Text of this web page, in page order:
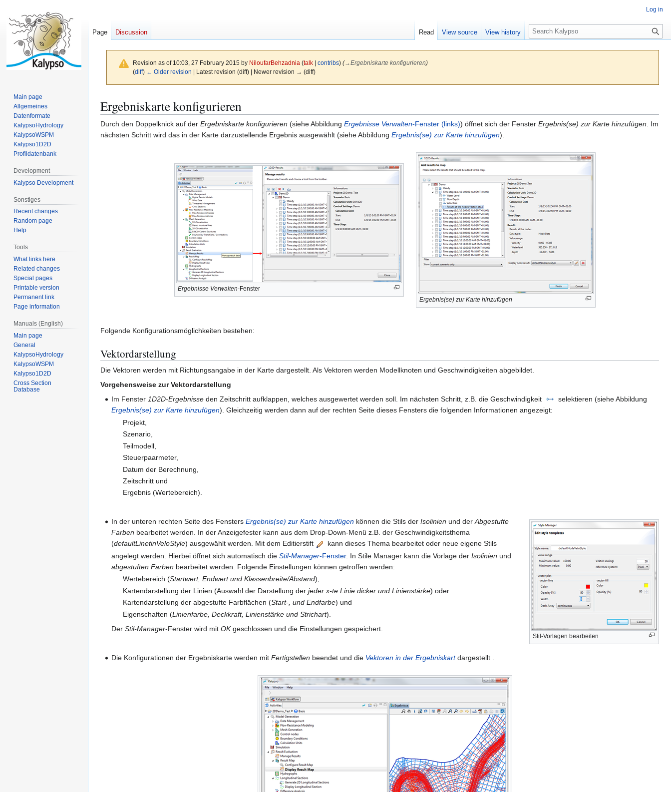
Revision as of 10:03, 27 February 2015 by NiloufarBehzadnia (talk| contribs) (→Ergebniskarte konfigurieren)
(diff) ← Older revision | Latest revision (diff) | Newer revision → (diff)
to
navigation
to
search
Ergebniskarte konfigurieren
Durch den Doppelknick auf der Ergebniskarte konfigurieren (siehe Abbildung Ergebnisse Verwalten-Fenster (links)) öffnet sich der Fenster Ergebnis(se) zur Karte hinzufügen . Im
nächsten Schritt wird das in der Karte darzustellende Ergebnis ausgewählt (siehe Abbildung Ergebnis(se) zur Karte hinzufügen).
Ergebnisse Verwalten-Fenster
Ergebnis(se) zur Karte hinzufügen
Folgende Konfigurationsmöglichkeiten bestehen:
Vektordarstellung
Die Vektoren werden mit Richtungsangabe in der Karte dargestellt. Als Vektoren werden Modellknoten und Geschwindigkeiten abgebildet.
Vorgehensweise zur Vektordarstellung
Im Fenster 1D2D-Ergebnisse den Zeitschritt aufklappen, welches ausgewertet werden soll. Im nächsten Schritt, z.B. die Geschwindigkeit
selektieren (siehe Abbildung
Ergebnis(se) zur Karte hinzufügen). Gleichzeitig werden dann auf der rechten Seite dieses Fensters die folgenden Informationen angezeigt:
Projekt,
Szenario,
Teilmodell,
Steuerpaarmeter,
Datum der Berechnung,
Zeitschritt und
Ergebnis (Wertebereich).
Stil-Vorlagen bearbeiten
In der unteren rechten Seite des FenstersErgebnis(se) zur Karte hinzufügen können die Stils derIsolinien und derAbgestufte
Farben bearbeitet werden. In der Anzeigefester kann aus dem Drop-Down-Menü z.B. der Geschwindigkeitsthema
(defaultLinetinVeloStyle) ausgewählt werden. Mit dem Editierstift
kann dieses Thema bearbeitet oder neue eigene Stils
angelegt werden. Hierbei öffnet sich automatisch dieStil-Manager-Fenster. In Stile Manager kann die Vorlage derIsolinien und
abgestuften Farben bearbeitet werden. Folgende Einstellungen können getroffen werden:
Wertebereich (Startwert, Endwert und Klassenbreite/Abstand),
Kartendarstellung der Linien (Auswahl der Darstellung der jeder x-te Linie dicker und Linienstärke) oder
Kartendarstellung der abgestufte Farbflächen (Start-, und Endfarbe) und
Eigenschaften (Linienfarbe, Deckkraft, Linienstärke und Strichart).
DerStil-Manager-Fenster wird mitOKgeschlossen und die Einstellungen gespeichert.
Die Konfigurationen der Ergebniskarte werden mitFertigstellen beendet und die Vektoren in der Ergebniskartdargestellt .
Log in
Page Discussion Read View source View history
S
e
a
h
Main page
Allgemeines
Datenformate
KalypsoHydrology
KalypsoWSPM
Kalypso1D2D
Profildatenbank
Development
Kalypso Development
Sonstiges
Recent changes
Random page
Help
Tools
What links here
Related changes
Special pages
Printable version
Permanent link
Page information
Manuals (English)
Main page
General
KalypsoHydrology
KalypsoWSPM
Kalypso1D2D
Cross Section
Database